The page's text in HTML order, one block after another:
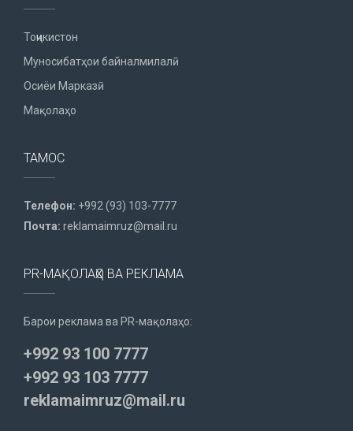
Тоҷикистон
Муносибатҳои байналмилалӣ
Осиёи Марказӣ
Мақолаҳо
ТАМОС
Телефон: +992 (93) 103-7777
Почта: reklamaimruz@mail.ru
PR-МАҚОЛАҲО ВА РЕКЛАМА
Барои реклама ва PR-мақолаҳо:
+992 93 100 7777
+992 93 103 7777
reklamaimruz@mail.ru